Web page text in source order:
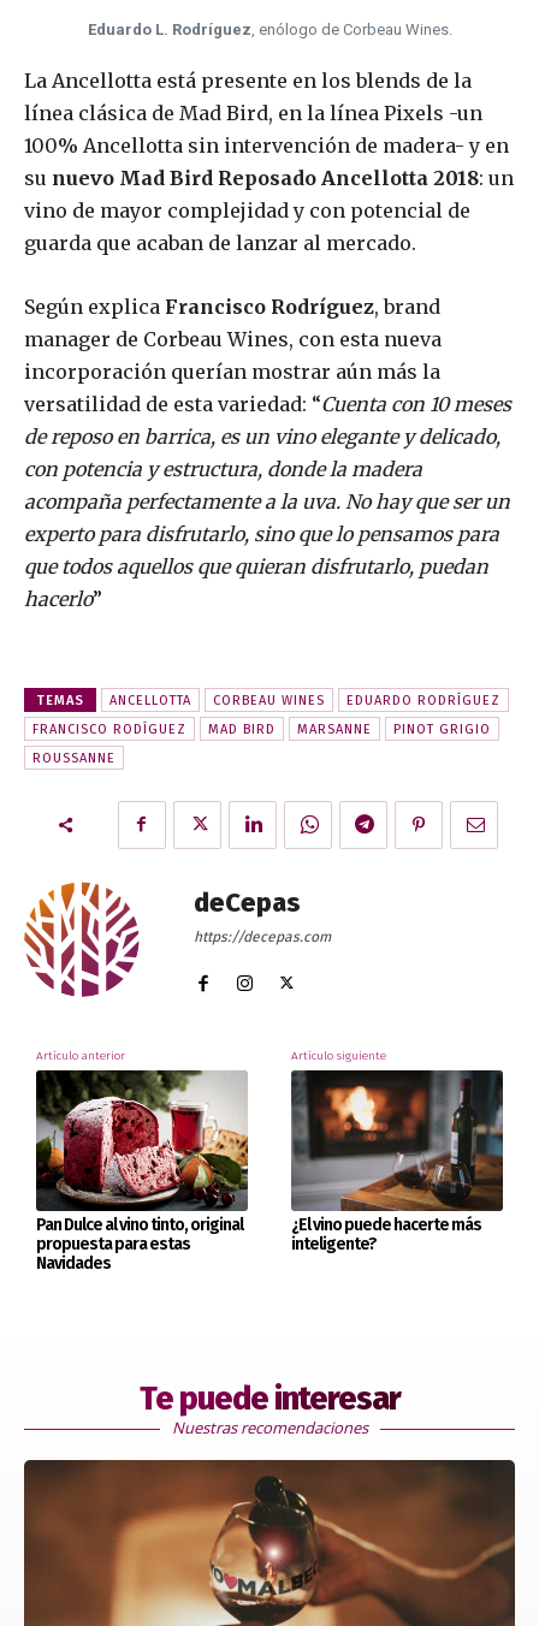
Eduardo L. Rodríguez , enólogo de Corbeau Wines.
La Ancellotta está presente en los blends de la
línea clásica de Mad Bird, en la línea Pixels -un
100% Ancellotta sin intervención de madera- y en
su nuevo Mad Bird Reposado Ancellotta 2018: un
vino de mayor complejidad y con potencial de
guarda que acaban de lanzar al mercado.
Según explica Francisco Rodríguez, brand
manager de Corbeau Wines, con esta nueva
incorporación querían mostrar aún más la
versatilidad de esta variedad: “Cuenta con 10 meses
de reposo en barrica, es un vino elegante y delicado,
con potencia y estructura, donde la madera
acompaña perfectamente a la uva. No hay que ser un
experto para disfrutarlo, sino que lo pensamos para
que todos aquellos que quieran disfrutarlo, puedan
hacerlo”
TEMAS ANCELLOTTA CORBEAU WINES
EDUARDO RODRÍGUEZ
FRANCISCO RODÍGUEZ
MAD BIRD MARSANNE
PINOT GRIGIO
ROUSSANNE
deCepas
https://decepas.com
Artículo anterior
Pan Dulce al vino tinto, original
propuesta para estas
Navidades
Artículo siguiente
¿El vino puede hacerte más
inteligente?
Te puede interesar
Nuestras recomendaciones